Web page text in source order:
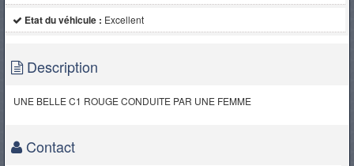
Etat du véhicule : Excellent
Description
UNE BELLE C1 ROUGE CONDUITE PAR UNE FEMME
Contact